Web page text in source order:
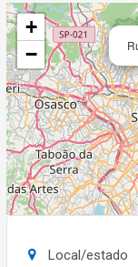
+
−
Local/estado